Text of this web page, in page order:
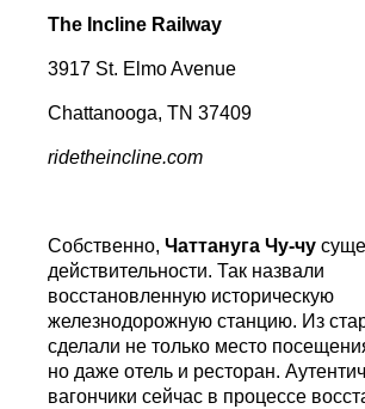
The Incline Railway
3917 St. Elmo Avenue
Chattanooga, TN 37409
ridetheincline.com
Собственно,Чаттануга Чу-чу
действительности. Так назвали
восстановленную историческую
железнодорожную станцию. Из
сделали не только место
но даже отель и ресторан.
вагончики сейчас в процессе